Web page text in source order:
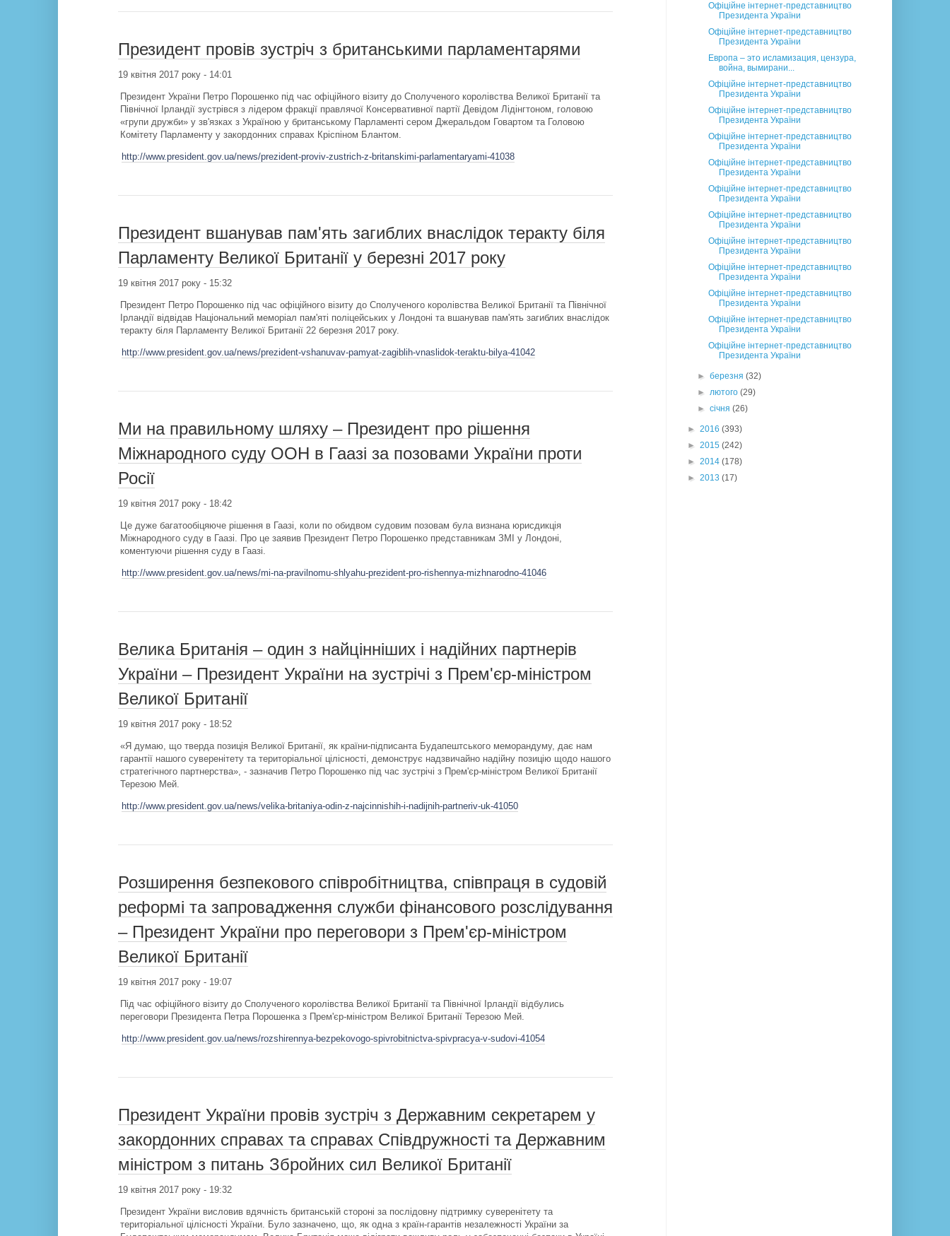
Президент провів зустріч з британськими парламентарями
19 квітня 2017 року - 14:01
Президент України Петро Порошенко під час офіційного візиту до Сполученого королівства Великої Британії та
Північної Ірландії зустрівся з лідером фракції правлячої Консервативної партії Девідом Лідінгтоном, головою
«групи дружби» у зв'язках з Україною у британському Парламенті сером Джеральдом Говартом та Головою
Комітету Парламенту у закордонних справах Кріспіном Блантом.
http://www.president.gov.ua/news/prezident-proviv-zustrich-z-britanskimi-parlamentaryami-41038
Президент вшанував пам'ять загиблих внаслідок теракту біля
Парламенту Великої Британії у березні 2017 року
19 квітня 2017 року - 15:32
Президент Петро Порошенко під час офіційного візиту до Сполученого королівства Великої Британії та Північної
Ірландії відвідав Національний меморіал пам'яті поліцейських у Лондоні та вшанував пам'ять загиблих внаслідок
теракту біля Парламенту Великої Британії 22 березня 2017 року.
http://www.president.gov.ua/news/prezident-vshanuvav-pamyat-zagiblih-vnaslidok-teraktu-bilya-41042
Ми на правильному шляху – Президент про рішення
Міжнародного суду ООН в Гаазі за позовами України проти
Росії
19 квітня 2017 року - 18:42
Це дуже багатообіцяюче рішення в Гаазі, коли по обидвом судовим позовам була визнана юрисдикція
Міжнародного суду в Гаазі. Про це заявив Президент Петро Порошенко представникам ЗМІ у Лондоні,
коментуючи рішення суду в Гаазі.
http://www.president.gov.ua/news/mi-na-pravilnomu-shlyahu-prezident-pro-rishennya-mizhnarodno-41046
Велика Британія – один з найцінніших і надійних партнерів
України – Президент України на зустрічі з Прем'єр-міністром
Великої Британії
19 квітня 2017 року - 18:52
«Я думаю, що тверда позиція Великої Британії, як країни-підписанта Будапештського меморандуму, дає нам
гарантії нашого суверенітету та територіальної цілісності, демонструє надзвичайно надійну позицію щодо нашого
стратегічного партнерства», - зазначив Петро Порошенко під час зустрічі з Прем'єр-міністром Великої Британії
Терезою Мей.
http://www.president.gov.ua/news/velika-britaniya-odin-z-najcinnishih-i-nadijnih-partneriv-uk-41050
Розширення безпекового співробітництва, співпраця в судовій
реформі та запровадження служби фінансового розслідування
– Президент України про переговори з Прем'єр-міністром
Великої Британії
19 квітня 2017 року - 19:07
Під час офіційного візиту до Сполученого королівства Великої Британії та Північної Ірландії відбулись
переговори Президента Петра Порошенка з Прем'єр-міністром Великої Британії Терезою Мей.
http://www.president.gov.ua/news/rozshirennya-bezpekovogo-spivrobitnictva-spivpracya-v-sudovi-41054
Президент України провів зустріч з Державним секретарем у
закордонних справах та справах Співдружності та Державним
міністром з питань Збройних сил Великої Британії
19 квітня 2017 року - 19:32
Президент України висловив вдячність британській стороні за послідовну підтримку суверенітету та
територіальної цілісності України. Було зазначено, що, як одна з країн-гарантів незалежності України за
Офіційне інтернет-представництво
Президента України
Офіційне інтернет-представництво
Президента України
Европа – это исламизация, цензура,
война, вымирани...
Офіційне інтернет-представництво
Президента України
Офіційне інтернет-представництво
Президента України
Офіційне інтернет-представництво
Президента України
Офіційне інтернет-представництво
Президента України
Офіційне інтернет-представництво
Президента України
Офіційне інтернет-представництво
Президента України
Офіційне інтернет-представництво
Президента України
Офіційне інтернет-представництво
Президента України
Офіційне інтернет-представництво
Президента України
Офіційне інтернет-представництво
Президента України
Офіційне інтернет-представництво
Президента України
►березня(32)
►лютого(29)
►січня(26)
► 2016 (393)
► 2015 (242)
► 2014 (178)
► 2013 (17)